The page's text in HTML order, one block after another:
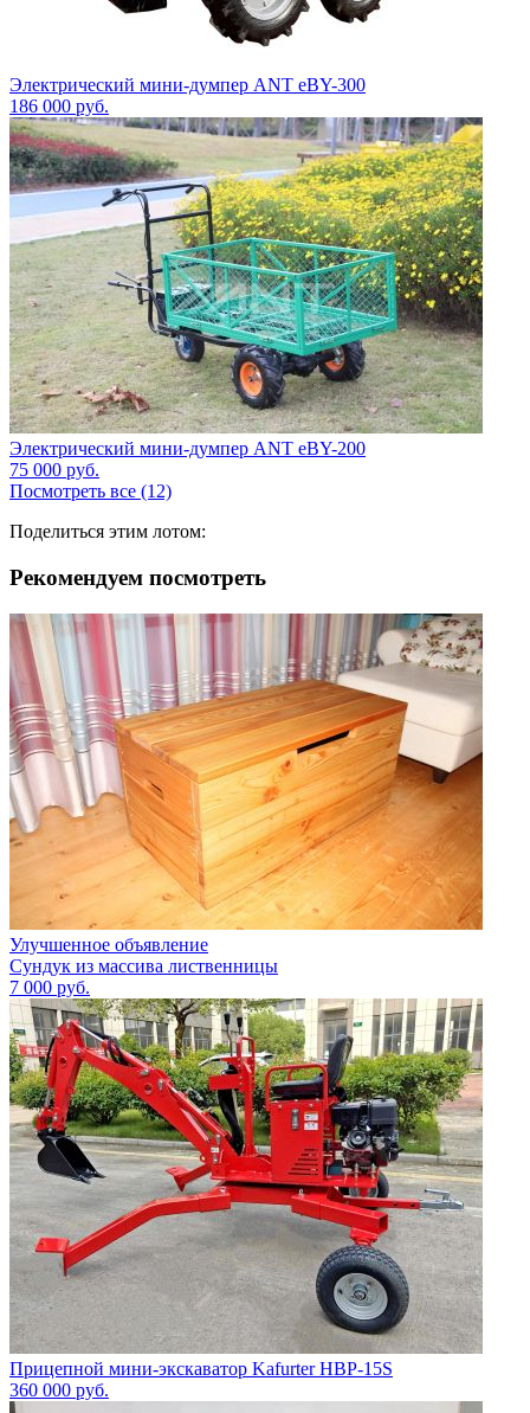
Электрический мини-думпер ANT eBY-300
186 000 руб.
Электрический мини-думпер ANT eBY-200
75 000 руб.
Посмотреть все (12)
Поделиться этим лотом:
Рекомендуем посмотреть
Улучшенное объявление
Сундук из массива лиственницы
7 000 руб.
Прицепной мини-экскаватор Kafurter HBP-15S
360 000 руб.